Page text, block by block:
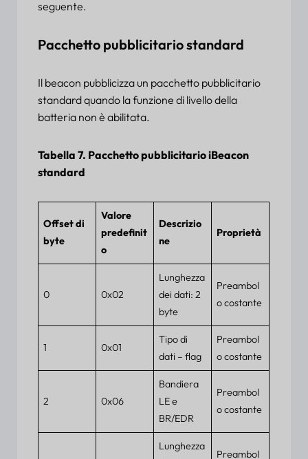
seguente.
Pacchetto pubblicitario standard
Il beacon pubblicizza un pacchetto pubblicitario
standard quando la funzione di livello della
batteria non è abilitata.
Tabella 7. Pacchetto pubblicitario iBeacon
standard
Offset di
byte
Valore
predefinit
o
Descrizio
ne
Proprietà
0 0x02
Lunghezza
dei dati: 2
byte
Preambol
o costante
1 0x01
Tipo di
dati – flag
Preambol
o costante
2 0x06
Bandiera
LE e
BR/EDR
Preambol
o costante
Lunghezza
Preambol